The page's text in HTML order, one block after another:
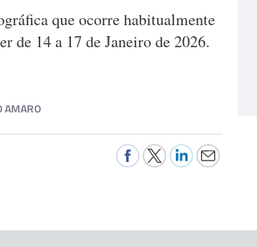
que ocorre habitualmente
de 14 a 17 de Janeiro de 2026.
AMARO